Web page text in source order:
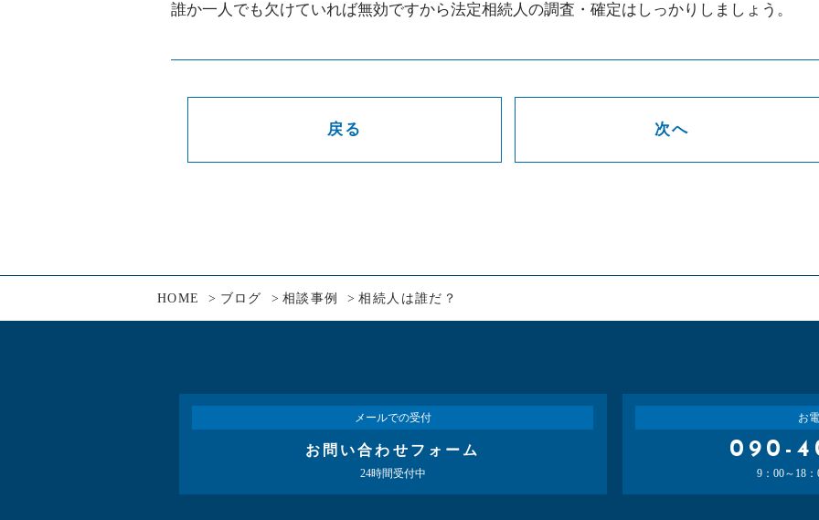
誰か一人でも欠けていれば無効ですから法定相続人の調査・確定はしっかりしましょう。
戻る 次へ
HOME ブログ 相談事例 相続人は誰だ？
メールでの受付
お問い合わせフォーム
24時間受付中
お
090-
9：00～18